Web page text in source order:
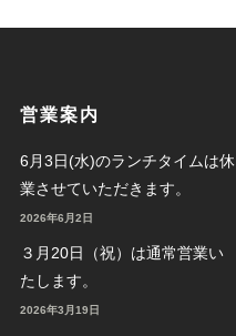
営業案内
6月3日(水)のランチタイムは休
業させていただきます。
2026年6月2日
３月20日（祝）は通常営業い
たします。
2026年3月19日